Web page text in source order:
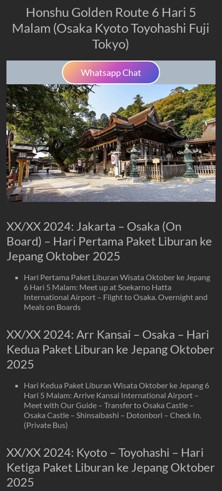
Honshu Golden Route 6 Hari 5
Malam (Osaka Kyoto Toyohashi Fuji
Tokyo)
Whatsapp Chat
XX/XX 2024: Jakarta – Osaka (On
Board) – Hari Pertama Paket Liburan ke
Jepang Oktober 2025
Hari Pertama Paket Liburan Wisata Oktober ke Jepang
6 Hari 5 Malam: Meet up at Soekarno Hatta
International Airport – Flight to Osaka. Overnight and
Meals on Boards
XX/XX 2024: Arr Kansai – Osaka – Hari
Kedua Paket Liburan ke Jepang Oktober
2025
Hari Kedua Paket Liburan Wisata Oktober ke Jepang 6
Hari 5 Malam: Arrive Kansai International Airport –
Meet with Our Guide – Transfer to Osaka Castle –
Osaka Castle – Shinsaibashi – Dotonbori – Check In.
(Private Bus)
XX/XX 2024: Kyoto – Toyohashi – Hari
Ketiga Paket Liburan ke Jepang Oktober
2025